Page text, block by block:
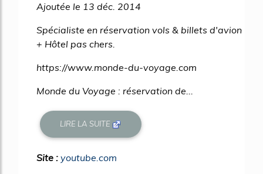
Ajoutée le 13 déc. 2014
Spécialiste en réservation vols & billets d'avion
+ Hôtel pas chers.
https://www.monde-du-voyage.com
Monde du Voyage : réservation de...
LIRE LA SUITE
Site : youtube.com